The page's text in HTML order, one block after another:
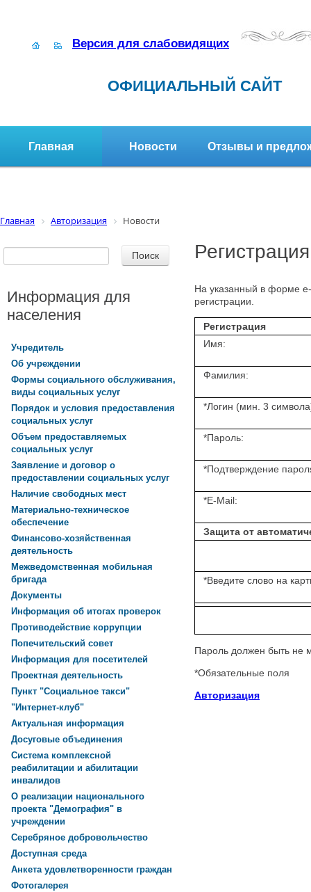
Версия для слабовидящих
ОФИЦИАЛЬНЫЙ САЙТ
Главная Новости Отзывы и
Главная Авторизация Новости
Регистрация
На указанный в форме
регистрации.
Регистрация
Имя:
Фамилия:
*Логин (мин. 3
*Пароль:
*Подтверждение
*E-Mail:
Защита от
*Введите слово на
Пароль должен быть не
*Обязательные поля
Авторизация
Информация для
населения
Учредитель
Об учреждении
Формы социального обслуживания,
виды социальных услуг
Порядок и условия предоставления
социальных услуг
Объем предоставляемых
социальных услуг
Заявление и договор о
предоставлении социальных услуг
Наличие свободных мест
Материально-техническое
обеспечение
Финансово-хозяйственная
деятельность
Межведомственная мобильная
бригада
Документы
Информация об итогах проверок
Противодействие коррупции
Попечительский совет
Информация для посетителей
Проектная деятельность
Пункт "Социальное такси"
"Интернет-клуб"
Актуальная информация
Досуговые объединения
Система комплексной
реабилитации и абилитации
инвалидов
О реализации национального
проекта "Демография" в
учреждении
Серебряное добровольчество
Доступная среда
Анкета удовлетворенности граждан
Фотогалерея